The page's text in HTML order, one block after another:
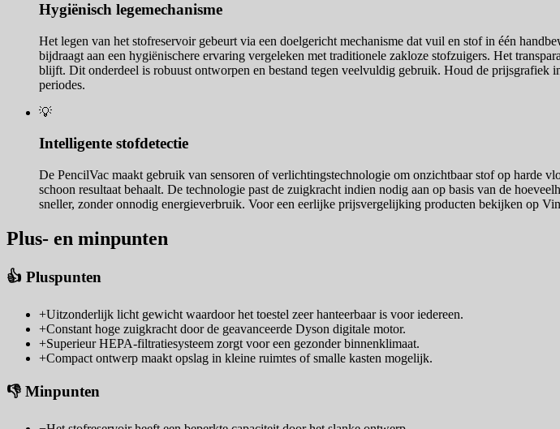
Hygiënisch legemechanisme
Het legen van het stofreservoir gebeurt via een doelgericht mechanisme dat vuil en stof in één
bijdraagt aan een hygiënischere ervaring vergeleken met traditionele zakloze stofzuigers. Het
blijft. Dit onderdeel is robuust ontworpen en bestand tegen veelvuldig gebruik. Houd de prijsgrafiek
periodes.
💡
Intelligente stofdetectie
De PencilVac maakt gebruik van sensoren of verlichtingstechnologie om onzichtbaar stof op harde
schoon resultaat behaalt. De technologie past de zuigkracht indien nodig aan op basis van de
sneller, zonder onnodig energieverbruik. Voor een eerlijke prijsvergelijking producten bekijken op
Plus- en minpunten
👍 Pluspunten
+Uitzonderlijk licht gewicht waardoor het toestel zeer hanteerbaar is voor iedereen.
+Constant hoge zuigkracht door de geavanceerde Dyson digitale motor.
+Superieur HEPA-filtratiesysteem zorgt voor een gezonder binnenklimaat.
+Compact ontwerp maakt opslag in kleine ruimtes of smalle kasten mogelijk.
👎 Minpunten